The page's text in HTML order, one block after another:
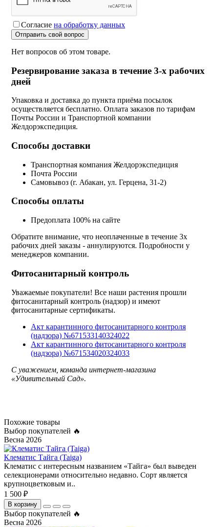
Согласие на обработку данных
Отправить свой вопрос
Нет вопросов об этом товаре.
Резервирование заказа в течение 3-х рабочих
дней
Упаковка и доставка до пункта приёма посылок
осуществляется бесплатно. Оплата заказов по тарифам
Почты России и Транспортной компании
Желдорэкспедиция.
Способы доставки
Транспортная компания Желдорэкспедиция
Почта России
Самовывоз (г. Абакан, ул. Герцена, 31-2)
Способы оплаты
Предоплата 100% на сайте
Обратите внимание, что неоплаченные в течение 3х
рабочих дней заказы - аннулируются. Подробности у
менеджеров компании.
Фитосанитарный контроль
Уважаемые покупатели! Все наши растения прошли
фитосанитарный контроль (надзор) и имеют
фитосанитарные сертификаты.
Акт карантинного фитосанитарного контроля
(надзора) №671533140324022
Акт карантинного фитосанитарного контроля
(надзора) №671534020324033
С уважением, команда интернет-магазина
«Удивительный Сад».
Похожие товары
Выбор покупателей 🔥
Весна 2026
Клематис Тайга (Taiga)
Клематис с интересным названием «Тайга» был выведен
селекционерами относительно недавно. Сорт является
крупноцветковым и..
1 500 ₽
В корзину
Выбор покупателей 🔥
Весна 2026